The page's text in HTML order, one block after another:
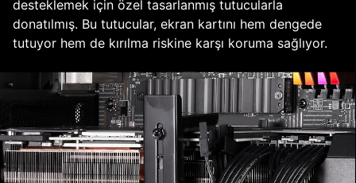
desteklemek için özel tasarlanmış tutucularla
donatılmış. Bu tutucular, ekran kartını hem dengede
tutuyor hem de kırılma riskine karşı koruma sağlıyor.